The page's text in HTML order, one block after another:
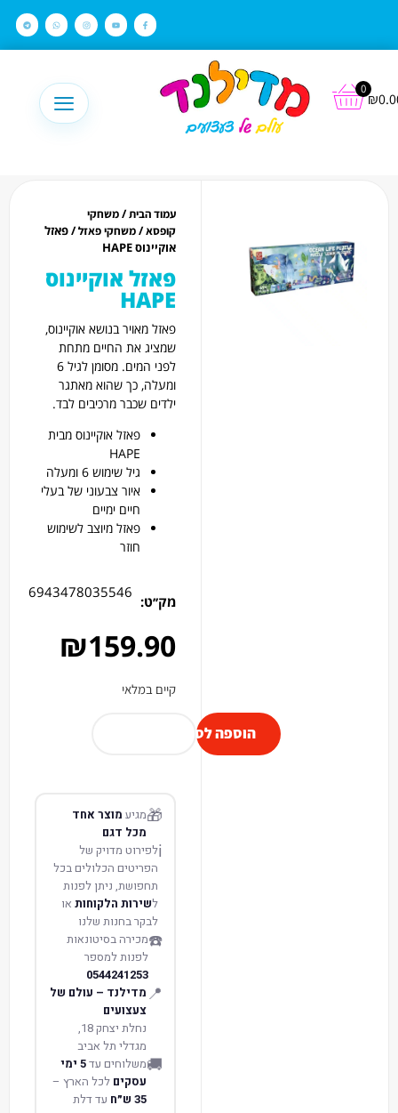
₪
0
עמוד הבית/משחקי
קופסא/משחקי פאזל/ פאזל
אוקיינוס HAPE
פאזל אוקיינוס
HAPE
פאזל מאויר בנושא אוקיינוס,
שמציג את החיים מתחת
לפני המים. מסומן לגיל 6
ומעלה, כך שהוא מאתגר
ילדים שכבר מרכיבים לבד.
פאזל אוקיינוס מבית
HAPE
גיל שימוש 6 ומעלה
איור צבעוני של בעלי
חיים ימיים
פאזל מיוצב לשימוש
חוזר
מק׳׳ט:
6943478035546
₪159.90
קיים במלאי
הוספה לסל
🎁מגיע מוצר אחד
מכל דגם
ℹ️לפירוט מדויק של
הפריטים הכלולים בכל
תחפושת, ניתן לפנות
לשירות הלקוחות או
לבקר בחנות שלנו
☎️מכירה בסיטונאות
לפנות למספר
0544241253
📍 מדילנד – עולם של
צעצועים
נחלת יצחק 18,
מגדלי תל אביב
🚚משלוחים עד 5 ימי
עסקים לכל הארץ –
35 ש״ח
עד דלת